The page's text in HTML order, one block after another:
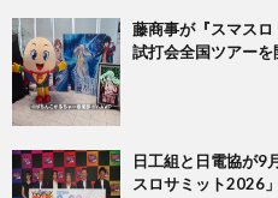
藤商事が『スマス
試打会全国ツアーを
日工組と日電協が9
スロサミット2026